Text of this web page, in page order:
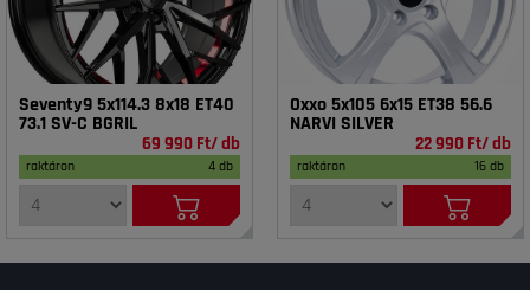
Seventy9 5x114.3 8x18 ET40
73.1 SV-C BGRIL
69 990 Ft/ db
raktáron 4 db
Oxxo 5x105 6x15 ET38 56.6
NARVI SILVER
22 990 Ft/ db
raktáron 16 db